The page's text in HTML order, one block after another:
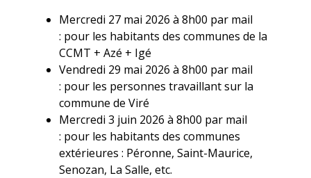
Mercredi 27 mai 2026 à 8h00 par mail
: pour les habitants des communes de la
CCMT + Azé + Igé
Vendredi 29 mai 2026 à 8h00 par mail
: pour les personnes travaillant sur la
commune de Viré
Mercredi 3 juin 2026 à 8h00 par mail
: pour les habitants des communes
extérieures : Péronne, Saint-Maurice,
Senozan, La Salle, etc.